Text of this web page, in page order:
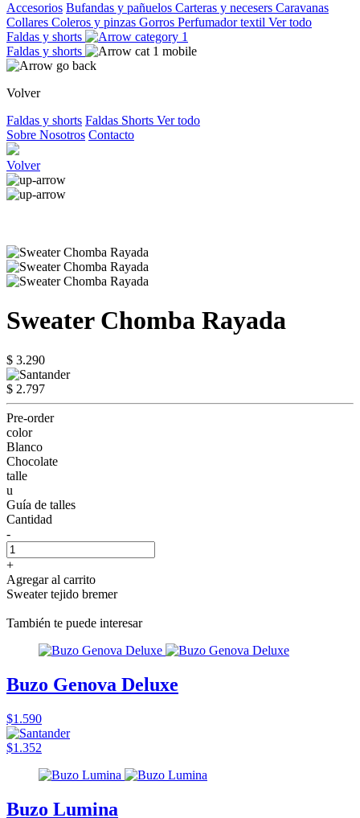
Accesorios Bufandas y pañuelos Carteras y necesers Caravanas
Collares Coleros y pinzas Gorros Perfumador textil Ver todo
Faldas y shorts
Faldas y shorts
Volver
Faldas y shorts Faldas Shorts Ver todo
Sobre Nosotros Contacto
Volver
Sweater Chomba Rayada
$ 3.290
$ 2.797
Pre-order
color
Blanco
Chocolate
talle
u
Guía de talles
Cantidad
-
+
Agregar al carrito
Sweater tejido bremer
También te puede interesar
Buzo Genova Deluxe
$1.590
$1.352
Buzo Lumina